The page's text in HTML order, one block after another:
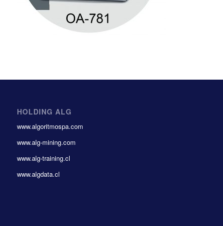
HOLDING ALG
www.algoritmospa.com
www.alg-mining.com
www.alg-training.cl
www.algdata.cl